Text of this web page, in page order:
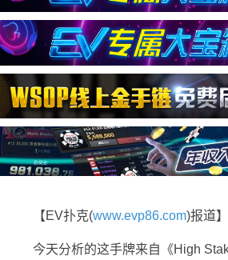
【EV扑克(www.evp86.com)报道】
今天分析的这手牌来自《High